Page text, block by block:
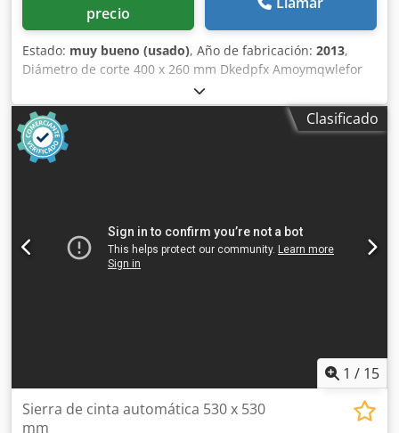
precio
Estado: muy bueno (usado), Año de fabricación: 2013,
Diámetro de corte 400 x 260 mm Dkedpfx Amoymqwlefor
Longitud de la cinta de sierra 4640 mm Ancho de corte 400
mm Potencia total requerida 8 kW Peso de la máquina
aprox. 2,2 t Espacio requerido aprox. 2,6 x 1,8 x 1,8 mClasificado
1 / 15
Sierra de cinta automática 530 x 530
mm